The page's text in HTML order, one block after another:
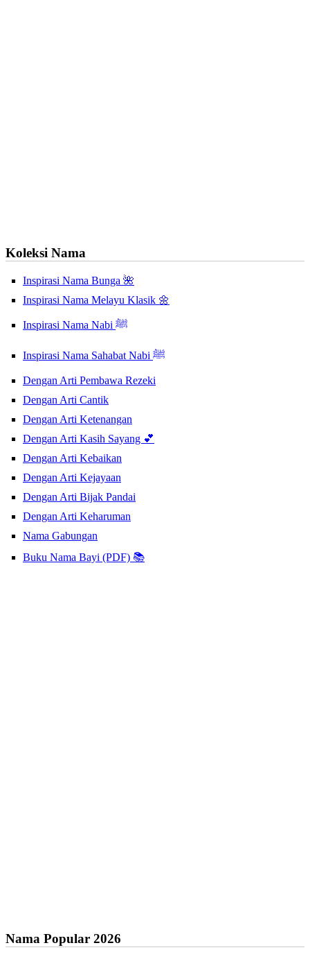
Koleksi Nama
Inspirasi Nama Bunga 🌺
Inspirasi Nama Melayu Klasik 🌼
Inspirasi Nama Nabi ﷺ
Inspirasi Nama Sahabat Nabi ﷺ
Dengan Arti Pembawa Rezeki
Dengan Arti Cantik
Dengan Arti Ketenangan
Dengan Arti Kasih Sayang 💕
Dengan Arti Kebaikan
Dengan Arti Kejayaan
Dengan Arti Bijak Pandai
Dengan Arti Keharuman
Nama Gabungan
Buku Nama Bayi (PDF) 📚
Nama Popular 2026